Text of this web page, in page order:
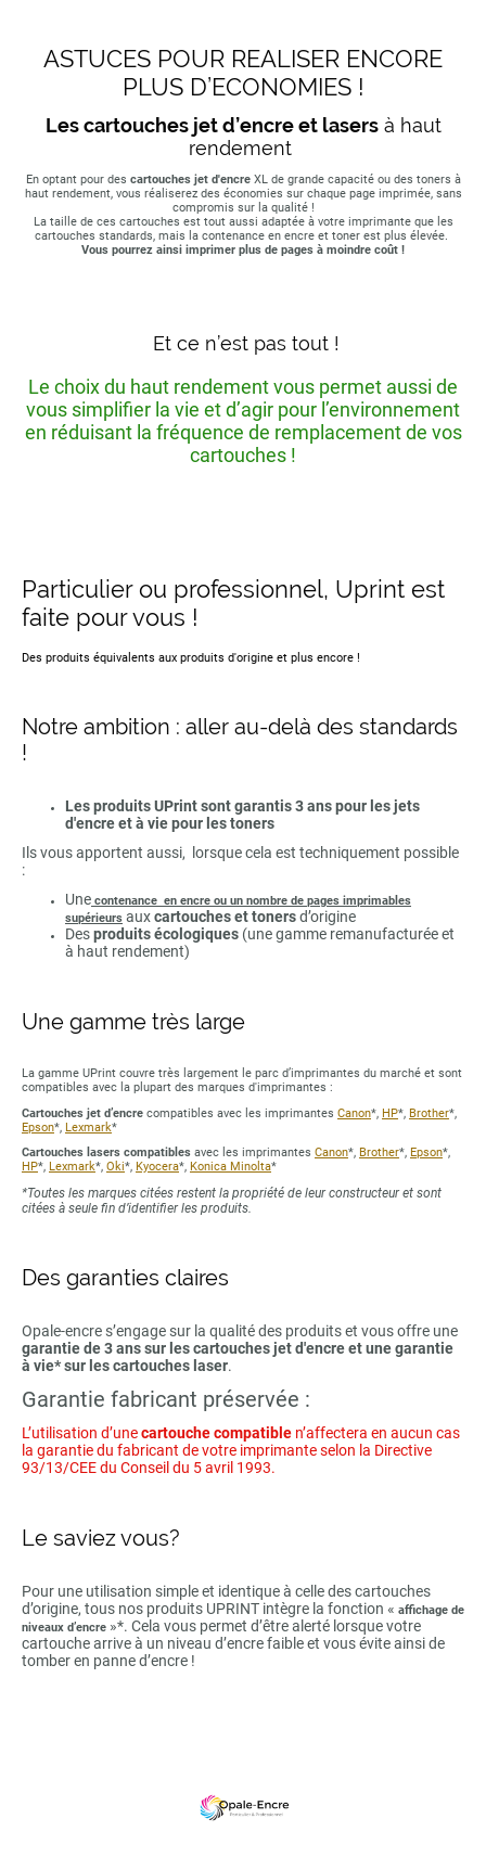
ASTUCES POUR REALISER ENCORE
PLUS D’ECONOMIES !
Les cartouches jet d’encre et lasersà haut
rendement
En optant pour des cartouches jet d'encreXL de grande capacité ou des toners à
haut rendement, vous réaliserez des économies sur chaque page imprimée, sans
compromis sur la qualité !
La taille de ces cartouches est tout aussi adaptée à votre imprimante que les
cartouches standards, mais la contenance en encre et toner est plus élevée.
Vous pourrez ainsi imprimer plus de pages à moindre coût !
Et ce n’est pas tout !
Le choix du haut rendement vous permet aussi de
vous simplifier la vie et d’agir pour l’environnement
en réduisant la fréquence de remplacement de vos
cartouches !
Particulier ou professionnel, Uprint est
faite pour vous !
Des produits équivalents aux produits d'origine et plus encore !
Notre ambition : aller au-delà des standards
!
Les produits UPrint sont garantis 3 ans pour les jets
d'encre et à vie pour les toners
Ils vous apportent aussi, lorsque cela est techniquement possible
:
Une contenance en encre ou un nombre de pages imprimables
supérieurs auxcartouches et tonersd’origine
Desproduits écologiques (une gamme remanufacturée et
à haut rendement)
Une gamme très large
La gamme UPrint couvre très largement le parc d’imprimantes du marché et sont
compatibles avec la plupart des marques d'imprimantes :
Cartouches jet d’encre compatibles avec les imprimantes Canon*, HP*, Brother*,
Epson*, Lexmark*
Cartouches lasers compatibles avec les imprimantes Canon*, Brother*, Epson*,
HP*, Lexmark*, Oki*, Kyocera*, Konica Minolta*
*Toutes les marques citées restent la propriété de leur constructeur et sont
citées à seule fin d’identifier les produits.
Des garanties claires
Opale-encre s’engage sur la qualité des produits et vous offre une
garantie de 3 ans sur les cartouches jet d'encre et une garantie
à vie* sur les cartouches laser.
Garantie fabricant préservée :
L’utilisation d’unecartouche compatible n’affectera en aucun cas
la garantie du fabricant de votre imprimante selon la Directive
93/13/CEE du Conseil du 5 avril 1993.
Le saviez vous?
Pour une utilisation simple et identique à celle des cartouches
d’origine, tous nos produits UPRINT intègre la fonction « affichage de
niveaux d’encre »*. Cela vous permet d’être alerté lorsque votre
cartouche arrive à un niveau d’encre faible et vous évite ainsi de
tomber en panne d’encre !